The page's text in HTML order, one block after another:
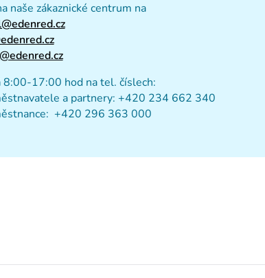
naše zákaznické centrum na
8:00-17:00 hod na tel. číslech:
a partnery: +420 234 662 340
+420 296 363 000